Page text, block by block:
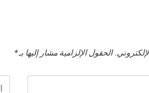
الحقول الإلزامية مشار إليها بـ*